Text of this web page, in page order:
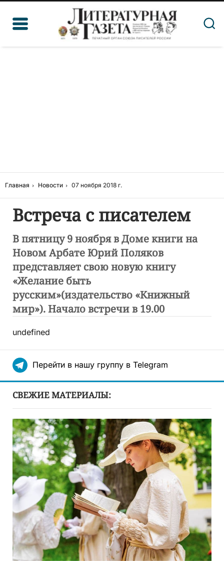
Главная Новости 07 ноября 2018 г.
Встреча с писателем
В пятницу 9 ноября в Доме книги на
Новом Арбате Юрий Поляков
представляет свою новую книгу
«Желание быть
русским»(издательство «Книжный
мир»). Начало встречи в 19.00
undefined
Перейти в нашу группу в Telegram
СВЕЖИЕ МАТЕРИАЛЫ: